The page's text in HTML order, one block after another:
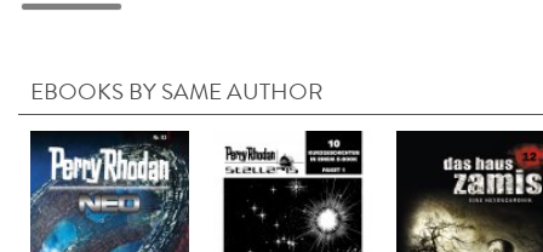
EBOOKS BY SAME AUTHOR